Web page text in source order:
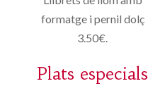
formatge i pernil dolç
3.50€.
Plats especials